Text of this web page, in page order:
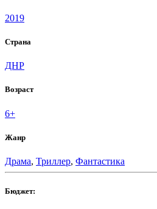
2019
Страна
ДНР
Возраст
6+
Жанр
Драма, Триллер, Фантастика
Бюджет: